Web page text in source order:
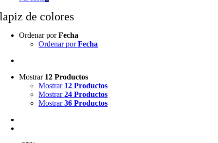
lapiz de colores
Ordenar porFecha
Ordenar porFecha
Mostrar 12 Productos
Mostrar 12 Productos
Mostrar24 Productos
Mostrar36 Productos